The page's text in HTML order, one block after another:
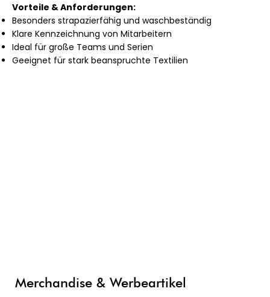
Vorteile & Anforderungen:
Besonders strapazierfähig und waschbeständig
Klare Kennzeichnung von Mitarbeitern
Ideal für große Teams und Serien
Geeignet für stark beanspruchte Textilien
Merchandise & Werbeartikel